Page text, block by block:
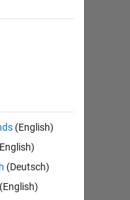
(English)
(Deutsch)
(English)